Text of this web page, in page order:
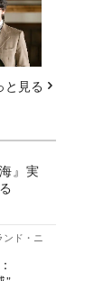
と見る
』実
ンド・ニ